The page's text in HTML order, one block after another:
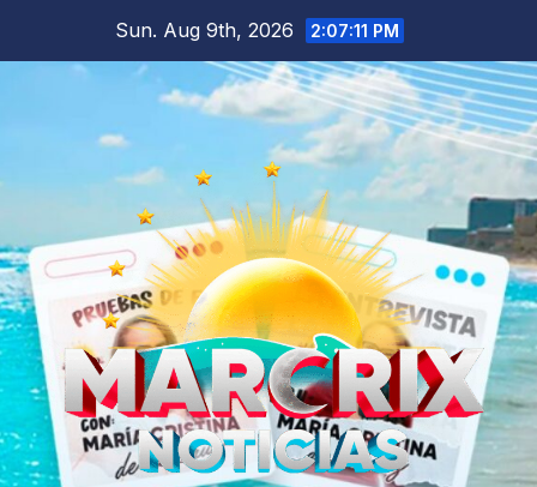
Sun. Aug 9th, 2026 2:07:12 PM